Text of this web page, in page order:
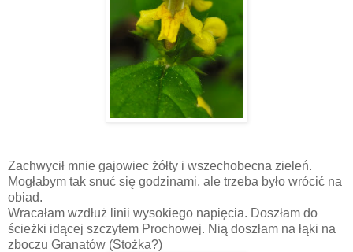
Zachwycił mnie gajowiec żółty i wszechobecna zieleń.
Mogłabym tak snuć się godzinami, ale trzeba było wrócić na
obiad.
Wracałam wzdłuż linii wysokiego napięcia. Doszłam do
ścieżki idącej szczytem Prochowej. Nią doszłam na łąki na
zboczu Granatów (Stożka?)